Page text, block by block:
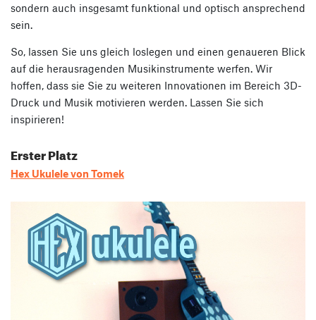
sondern auch insgesamt funktional und optisch ansprechend
sein.
So, lassen Sie uns gleich loslegen und einen genaueren Blick
auf die herausragenden Musikinstrumente werfen. Wir
hoffen, dass sie Sie zu weiteren Innovationen im Bereich 3D-
Druck und Musik motivieren werden. Lassen Sie sich
inspirieren!
Erster Platz
Hex Ukulele von Tomek